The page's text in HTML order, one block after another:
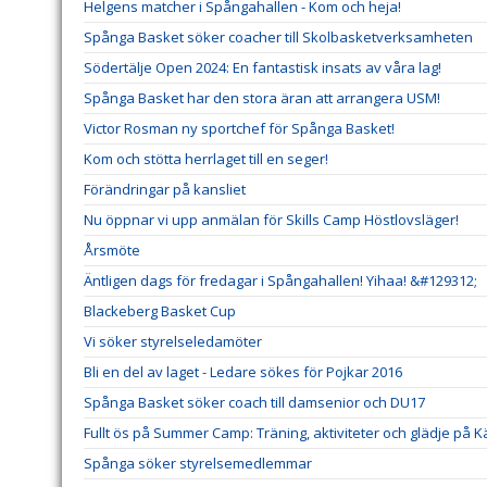
Helgens matcher i Spångahallen - Kom och heja!
Spånga Basket söker coacher till Skolbasketverksamheten
Södertälje Open 2024: En fantastisk insats av våra lag!
Spånga Basket har den stora äran att arrangera USM!
Victor Rosman ny sportchef för Spånga Basket!
Kom och stötta herrlaget till en seger!
Förändringar på kansliet
Nu öppnar vi upp anmälan för Skills Camp Höstlovsläger!
Årsmöte
Äntligen dags för fredagar i Spångahallen! Yihaa! &#129312;
Blackeberg Basket Cup
Vi söker styrelseledamöter
Bli en del av laget - Ledare sökes för Pojkar 2016
Spånga Basket söker coach till damsenior och DU17
Fullt ös på Summer Camp: Träning, aktiviteter och glädje på
Spånga söker styrelsemedlemmar